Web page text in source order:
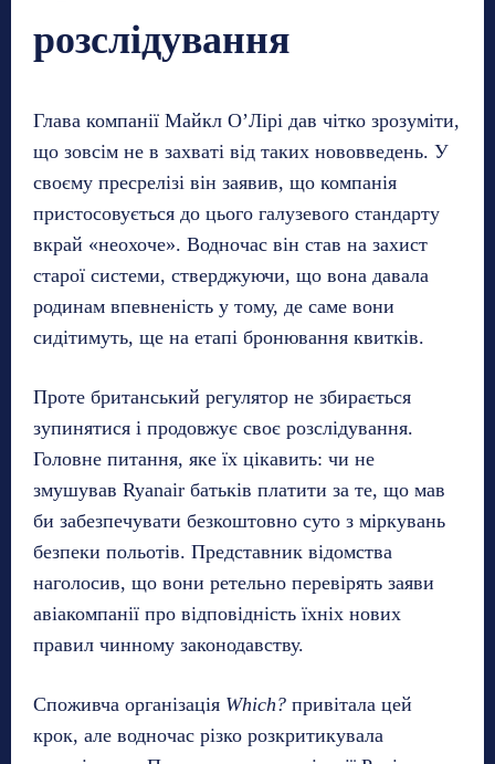
розслідування
Глава компанії Майкл О’Лірі дав чітко зрозуміти,
що зовсім не в захваті від таких нововведень. У
своєму пресрелізі він заявив, що компанія
пристосовується до цього галузевого стандарту
вкрай «неохоче». Водночас він став на захист
старої системи, стверджуючи, що вона давала
родинам впевненість у тому, де саме вони
сидітимуть, ще на етапі бронювання квитків.
Проте британський регулятор не збирається
зупинятися і продовжує своє розслідування.
Головне питання, яке їх цікавить: чи не
змушував Ryanair батьків платити за те, що мав
би забезпечувати безкоштовно суто з міркувань
безпеки польотів. Представник відомства
наголосив, що вони ретельно перевірять заяви
авіакомпанії про відповідність їхніх нових
правил чинному законодавству.
Споживча організація Which? привітала цей
крок, але водночас різко розкритикувала